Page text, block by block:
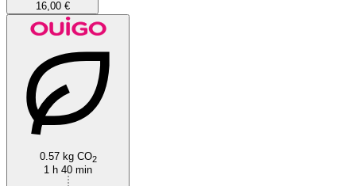
16,00 €
0.57 kg CO2
1 h 40 min